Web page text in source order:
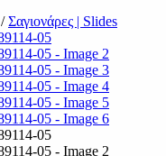
/ Σαγιονάρες | Slides